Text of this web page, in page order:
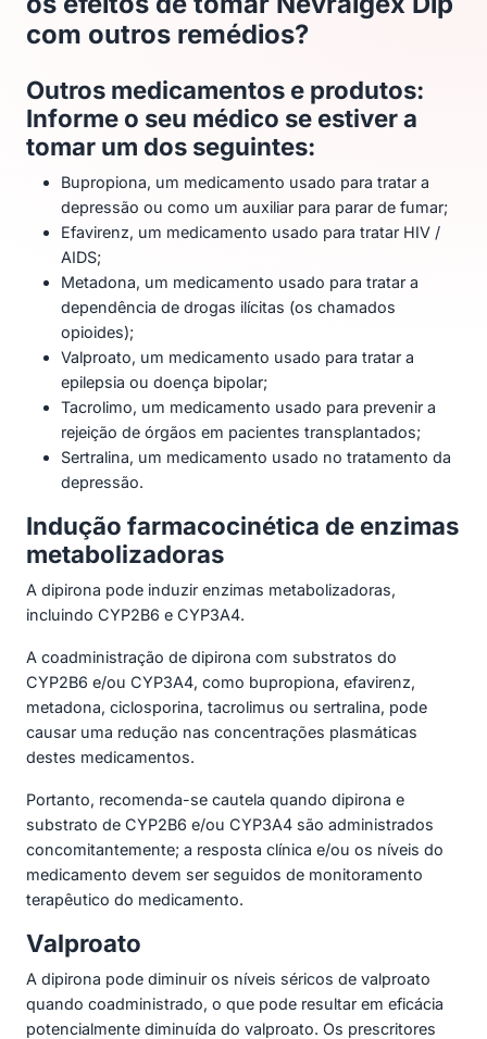
com outros remédios?
Outros medicamentos e produtos:
Informe o seu médico se estiver a
tomar um dos seguintes:
Bupropiona, um medicamento usado para tratar a
depressão ou como um auxiliar para parar de fumar;
Efavirenz, um medicamento usado para tratar HIV /
AIDS;
Metadona, um medicamento usado para tratar a
dependência de drogas ilícitas (os chamados
opioides);
Valproato, um medicamento usado para tratar a
epilepsia ou doença bipolar;
Tacrolimo, um medicamento usado para prevenir a
rejeição de órgãos em pacientes transplantados;
Sertralina, um medicamento usado no tratamento da
depressão.
Indução farmacocinética de enzimas
metabolizadoras
A dipirona pode induzir enzimas metabolizadoras,
incluindo CYP2B6 e CYP3A4.
A coadministração de dipirona com substratos do
CYP2B6 e/ou CYP3A4, como bupropiona, efavirenz,
metadona, ciclosporina, tacrolimus ou sertralina, pode
causar uma redução nas concentrações plasmáticas
destes medicamentos.
Portanto, recomenda-se cautela quando dipirona e
substrato de CYP2B6 e/ou CYP3A4 são administrados
concomitantemente; a resposta clínica e/ou os níveis do
medicamento devem ser seguidos de monitoramento
terapêutico do medicamento.
Valproato
A dipirona pode diminuir os níveis séricos de valproato
quando coadministrado, o que pode resultar em eficácia
potencialmente diminuída do valproato. Os prescritores